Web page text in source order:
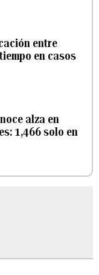
entre
en casos
alza en
1,466 solo en